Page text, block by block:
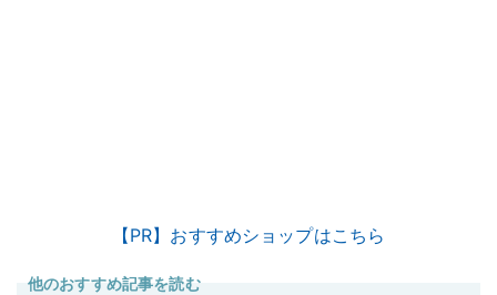
【PR】おすすめショップはこちら
他のおすすめ記事を読む